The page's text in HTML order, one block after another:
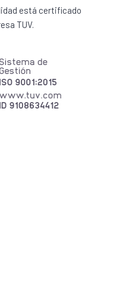
está certificado
TUV.